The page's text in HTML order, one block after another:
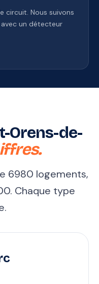
circuit. Nous suivons
un détecteur
Orens-de-
6980 logements,
Chaque type